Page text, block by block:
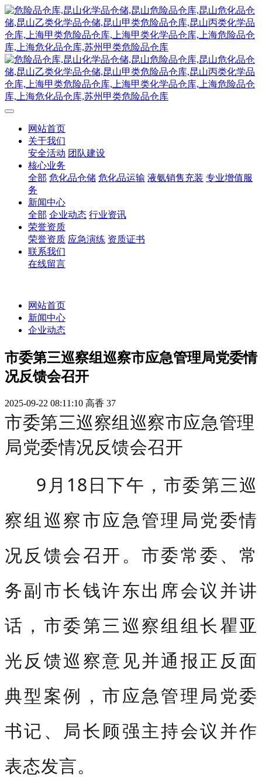
网站首页
关于我们
安全活动 团队建设
核心业务
全部 危化品仓储 危化品运输 液氨销售充装 专业增值服
务
新闻中心
全部 企业动态 行业资讯
荣誉资质
荣誉资质 应急演练 资质证书
联系我们
在线留言
网站首页
新闻中心
企业动态
市委第三巡察组巡察市应急管理局党委情
况反馈会召开
2025-09-22 08:11:10 高香 37
市委第三巡察组巡察市应急管理
局党委情况反馈会召开
9月18日下午，市委第三巡
察组巡察市应急管理局党委情
况反馈会召开。市委常委、常
务副市长钱许东出席会议并讲
话，市委第三巡察组组长瞿亚
光反馈巡察意见并通报正反面
典型案例，市应急管理局党委
书记、局长顾强主持会议并作
表态发言。